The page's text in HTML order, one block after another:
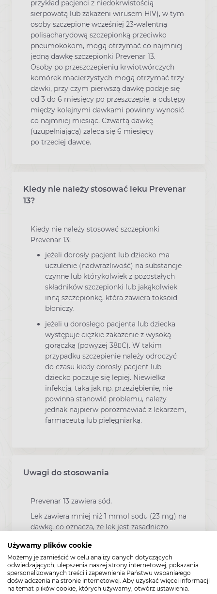
Używamy plików cookie
Możemy je zamieścić w celu analizy danych dotyczących
odwiedzających, ulepszenia naszej strony internetowej, pokazania
spersonalizowanych treści i zapewnienia Państwu wspaniałego
doświadczenia na stronie internetowej. Aby uzyskać więcej informacji
na temat plików cookie, których używamy, otwórz ustawienia.
przykład pacjenci z niedokrwistością
sierpowatą lub zakażeni wirusem HIV), w tym
osoby szczepione wcześniej 23-walentną
polisacharydową szczepionką przeciwko
pneumokokom, mogą otrzymać co najmniej
jedną dawkę szczepionki Prevenar 13.
Osoby po przeszczepieniu krwiotwórczych
komórek macierzystych mogą otrzymać trzy
dawki, przy czym pierwszą dawkę podaje się
od 3 do 6 miesięcy po przeszczepie, a odstępy
między kolejnymi dawkami powinny wynosić
co najmniej miesiąc. Czwartą dawkę
(uzupełniającą) zaleca się 6 miesięcy
po trzeciej dawce.
Kiedy nie należy stosować leku Prevenar
13?
Kiedy nie należy stosować szczepionki
Prevenar 13:
jeżeli dorosły pacjent lub dziecko ma
uczulenie (nadwrażliwość) na substancje
czynne lub którykolwiek z pozostałych
składników szczepionki lub jakąkolwiek
inną szczepionkę, która zawiera toksoid
błoniczy.
jeżeli u dorosłego pacjenta lub dziecka
występuje ciężkie zakażenie z wysoką
gorączką (powyżej 38C). W takim
przypadku szczepienie należy odroczyć
do czasu kiedy dorosły pacjent lub
dziecko poczuje się lepiej. Niewielka
infekcja, taka jak np. przeziębienie, nie
powinna stanowić problemu, należy
jednak najpierw porozmawiać z lekarzem,
farmaceutą lub pielęgniarką.
Uwagi do stosowania
Prevenar 13 zawiera sód.
Lek zawiera mniej niż 1 mmol sodu (23 mg) na
dawkę, co oznacza, że lek jest zasadniczo
Zawartość